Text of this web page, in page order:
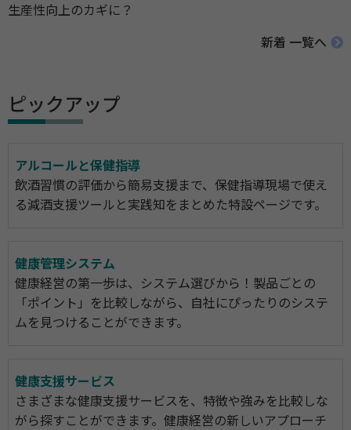
生産性向上のカギに？
新着 一覧へ
ピックアップ
アルコールと保健指導
飲酒習慣の評価から簡易支援まで、保健指導現場で使え
る減酒支援ツールと実践知をまとめた特設ページです。
健康管理システム
健康経営の第一歩は、システム選びから！製品ごとの
「ポイント」を比較しながら、自社にぴったりのシステ
ムを見つけることができます。
健康支援サービス
さまざまな健康支援サービスを、特徴や強みを比較しな
がら探すことができます。健康経営の新しいアプローチ